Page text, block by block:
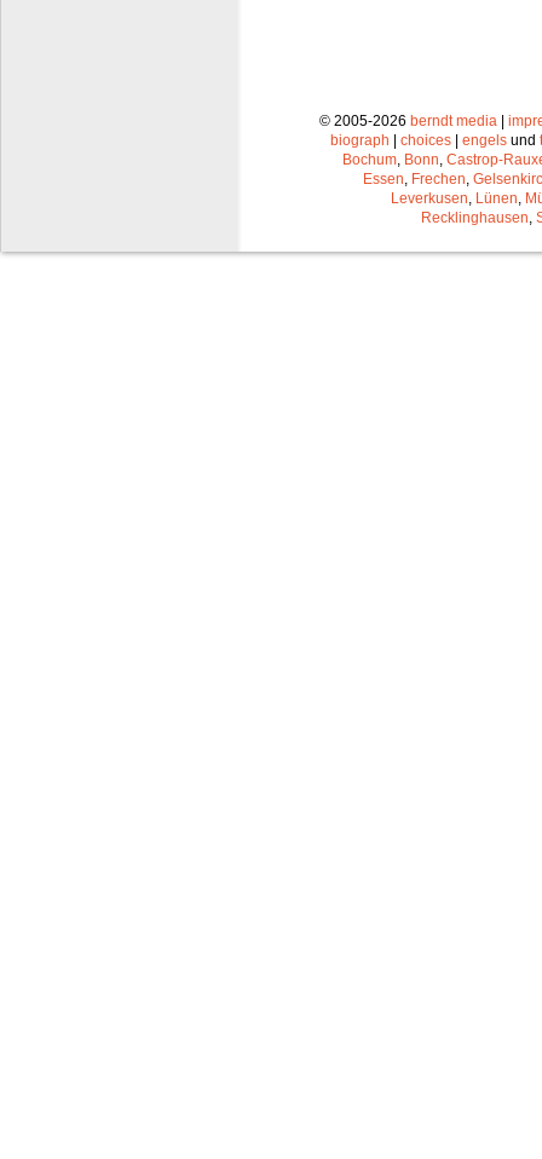
© 2005-2026 berndt media |
biograph | choices | engels und
Bochum Bonn Castrop-
Essen Frechen
Leverkusen Lünen
Recklinghausen